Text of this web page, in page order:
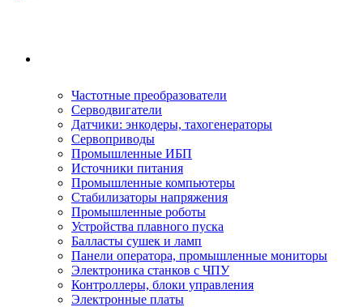
Частотные преобразователи
Серводвигатели
Датчики: энкодеры, тахогенераторы
Сервоприводы
Промышленные ИБП
Источники питания
Промышленные компьютеры
Стабилизаторы напряжения
Промышленные роботы
Устройства плавного пуска
Балласты сушек и ламп
Панели оператора, промышленные мониторы
Электроника станков с ЧПУ
Контроллеры, блоки управления
Электронные платы